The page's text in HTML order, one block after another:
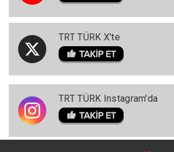
TRT TÜRK X'te
TRT TÜRK Instagram'da